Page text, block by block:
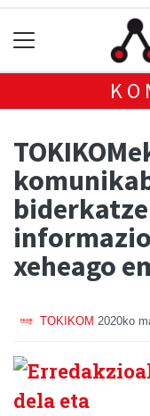
xeheago
TOKIKOM 2020ko